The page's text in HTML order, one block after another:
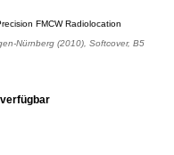
FMCW Radiolocation
Nürnberg (2010), Softcover, B5